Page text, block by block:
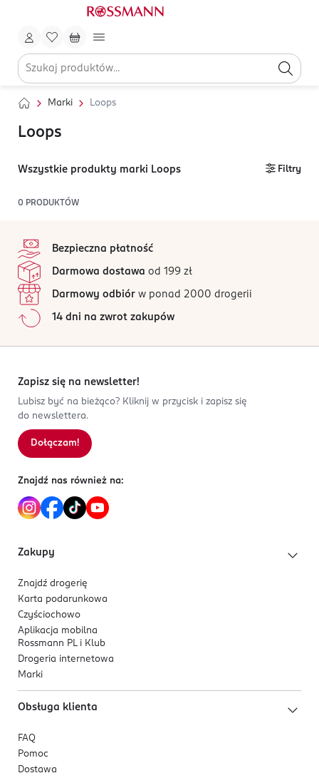
Marki Loops
Loops
Wszystkie produkty marki Loops Filtry
0 PRODUKTÓW
Bezpieczna płatność
Darmowa dostawa od 199 zł
Darmowy odbiór w ponad 2000 drogerii
14 dni na zwrot zakupów
Zapisz się na newsletter!
Lubisz być na bieżąco? Kliknij w przycisk i zapisz się
do newslettera.
Dołączam!
Znajdź nas również na:
Zakupy
Znajdź drogerię
Karta podarunkowa
Czyściochowo
Aplikacja mobilna
Rossmann PL i Klub
Drogeria internetowa
Marki
Obsługa klienta
FAQ
Pomoc
Dostawa